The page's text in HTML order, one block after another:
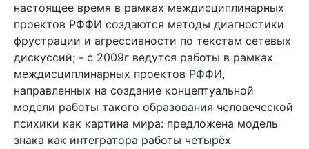
настоящее время в рамках междисциплинарных
проектов РФФИ создаются методы диагностики
фрустрации и агрессивности по текстам сетевых
дискуссий; - с 2009г ведутся работы в рамках
междисциплинарных проектов РФФИ,
направленных на создание концептуальной
модели работы такого образования человеческой
психики как картина мира: предложена модель
знака как интегратора работы четырёх